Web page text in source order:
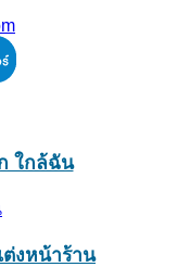
ใกล้ฉัน
งหน้าร้าน